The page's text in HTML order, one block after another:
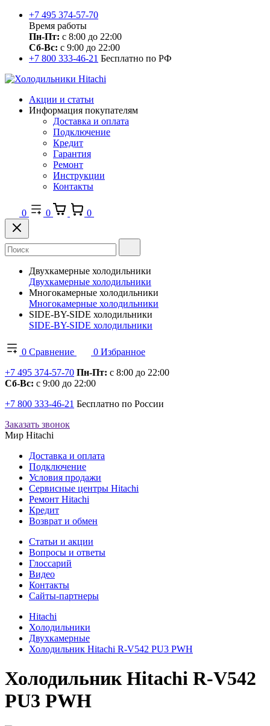
+7 495 374-57-70
Время работы
Пн-Пт: с 8:00 до 22:00
Сб-Вс: с 9:00 до 22:00
+7 800 333-46-21 Бесплатно по РФ
Акции и статьи
Информация покупателям
Доставка и оплата
Подключение
Кредит
Гарантия
Ремонт
Инструкции
Контакты
0 0 0
Двухкамерные холодильники
Двухкамерные холодильники
Многокамерные холодильники
Многокамерные холодильники
SIDE-BY-SIDE холодильники
SIDE-BY-SIDE холодильники
0 Сравнение 0 Избранное
+7 495 374-57-70 Пн-Пт: с 8:00 до 22:00
Сб-Вс: с 9:00 до 22:00
+7 800 333-46-21 Бесплатно по России
Заказать звонок
Мир Hitachi
Доставка и оплата
Подключение
Условия продажи
Сервисные центры Hitachi
Ремонт Hitachi
Кредит
Возврат и обмен
Cтатьи и акции
Вопросы и ответы
Глоссарий
Видео
Контакты
Сайты-партнеры
Hitachi
Холодильники
Двухкамерные
Холодильник Hitachi R-V542 PU3 PWH
ХолодильникHitachi R-V542
PU3 PWH